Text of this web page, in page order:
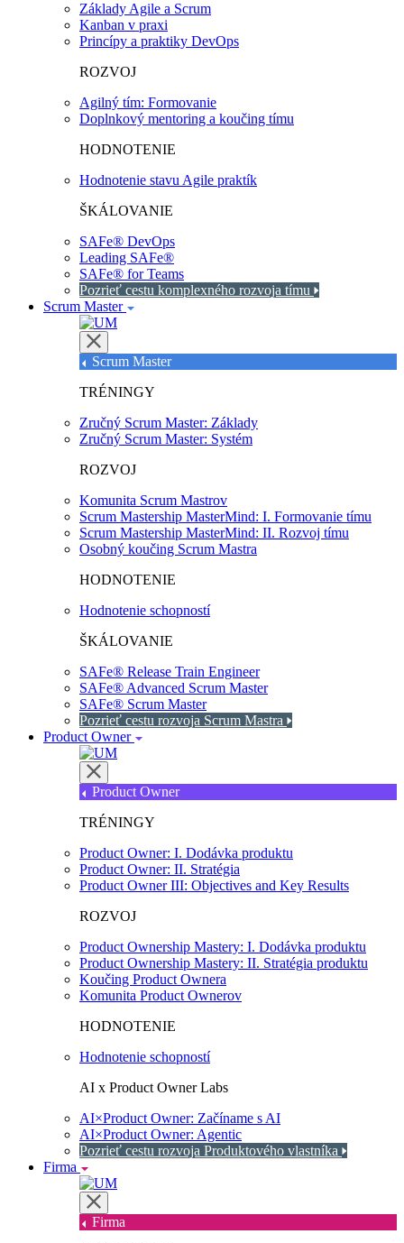
Základy Agile a Scrum
Kanban v praxi
Princípy a praktiky DevOps
ROZVOJ
Agilný tím: Formovanie
Doplnkový mentoring a koučing tímu
HODNOTENIE
Hodnotenie stavu Agile praktík
ŠKÁLOVANIE
SAFe® DevOps
Leading SAFe®
SAFe® for Teams
Pozrieť cestu komplexného rozvoja tímu
Scrum Master
Scrum Master
TRÉNINGY
Zručný Scrum Master: Základy
Zručný Scrum Master: Systém
ROZVOJ
Komunita Scrum Mastrov
Scrum Mastership MasterMind: I. Formovanie tímu
Scrum Mastership MasterMind: II. Rozvoj tímu
Osobný koučing Scrum Mastra
HODNOTENIE
Hodnotenie schopností
ŠKÁLOVANIE
SAFe® Release Train Engineer
SAFe® Advanced Scrum Master
SAFe® Scrum Master
Pozrieť cestu rozvoja Scrum Mastra
Product Owner
Product Owner
TRÉNINGY
Product Owner: I. Dodávka produktu
Product Owner: II. Stratégia
Product Owner III: Objectives and Key Results
ROZVOJ
Product Ownership Mastery: I. Dodávka produktu
Product Ownership Mastery: II. Stratégia produktu
Koučing Product Ownera
Komunita Product Ownerov
HODNOTENIE
Hodnotenie schopností
AI x Product Owner Labs
AI×Product Owner: Začíname s AI
AI×Product Owner: Agentic
Pozrieť cestu rozvoja Produktového vlastníka
Firma
Firma